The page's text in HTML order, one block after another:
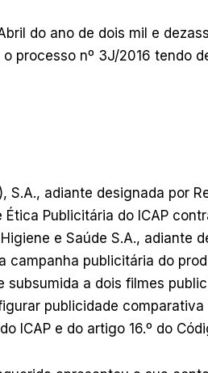
do ano de dois mil e
processo nº 3J/2016 tendo
S.A., adiante designada por
Publicitária do ICAP
e Saúde S.A., adiante
campanha publicitária do
subsumida a dois filmes
publicidade
ICAP e do artigo 16.º do